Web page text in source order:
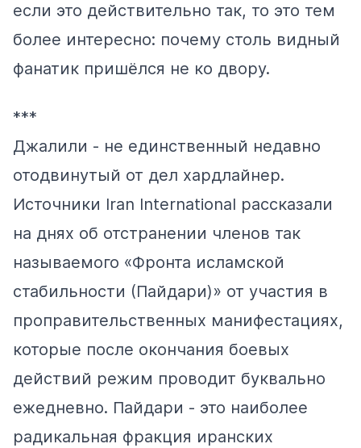
если это действительно так, то это тем
более интересно: почему столь видный
фанатик пришёлся не ко двору.
***
Джалили - не единственный недавно
отодвинутый от дел хардлайнер.
Источники Iran International рассказали
на днях об отстранении членов так
называемого «Фронта исламской
стабильности (Пайдари)» от участия в
проправительственных манифестациях,
которые после окончания боевых
действий режим проводит буквально
ежедневно. Пайдари - это наиболее
радикальная фракция иранских